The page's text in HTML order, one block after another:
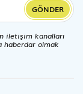
GÖNDER
iletişim kanalları
haberdar olmak